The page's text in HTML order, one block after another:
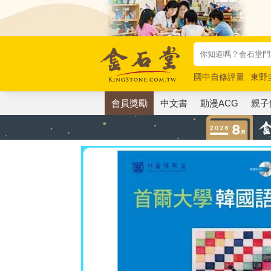
國中自修評量
東野
唯紅花綻放
奧德賽
會員獎勵 中文書 動漫ACG 親